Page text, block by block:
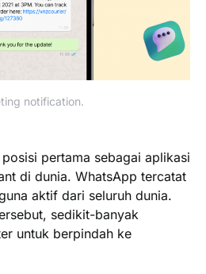
notification.
pertama sebagai aplikasi
di dunia. WhatsApp tercatat
aktif dari seluruh dunia.
sedikit-banyak
untuk berpindah ke